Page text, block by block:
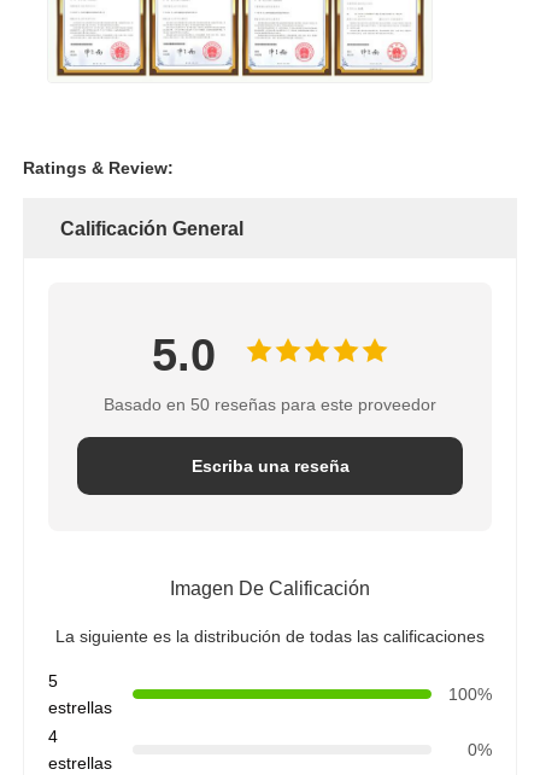
Ratings & Review:
Calificación General
5.0
Basado en 50 reseñas para este proveedor
Escriba una reseña
Imagen De Calificación
La siguiente es la distribución de todas las calificaciones
5
estrellas
100%
4
estrellas
0%